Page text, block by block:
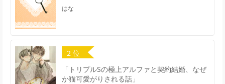
はな
2 位
「トリプルSの極上アルファと契約結婚、なぜ
か猫可愛がりされる話」